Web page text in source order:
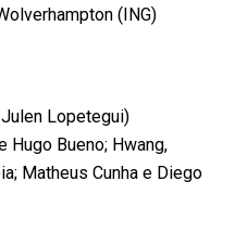
(ING)
Julen Lopetegui)
Hugo Bueno; Hwang,
Matheus Cunha e Diego